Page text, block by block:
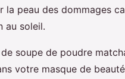
la peau des dommages
au soleil.
soupe de poudre
votre masque de